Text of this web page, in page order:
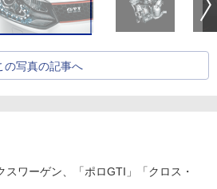
の写真の記事へ
スワーゲン、「ポロGTI」「クロス・